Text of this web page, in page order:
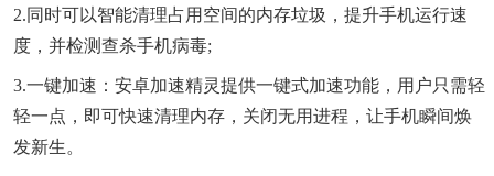
2.同时可以智能清理占用空间的内存垃圾，提升手机运行速
度，并检测查杀手机病毒;
3.一键加速：安卓加速精灵提供一键式加速功能，用户只需轻
轻一点，即可快速清理内存，关闭无用进程，让手机瞬间焕
发新生。